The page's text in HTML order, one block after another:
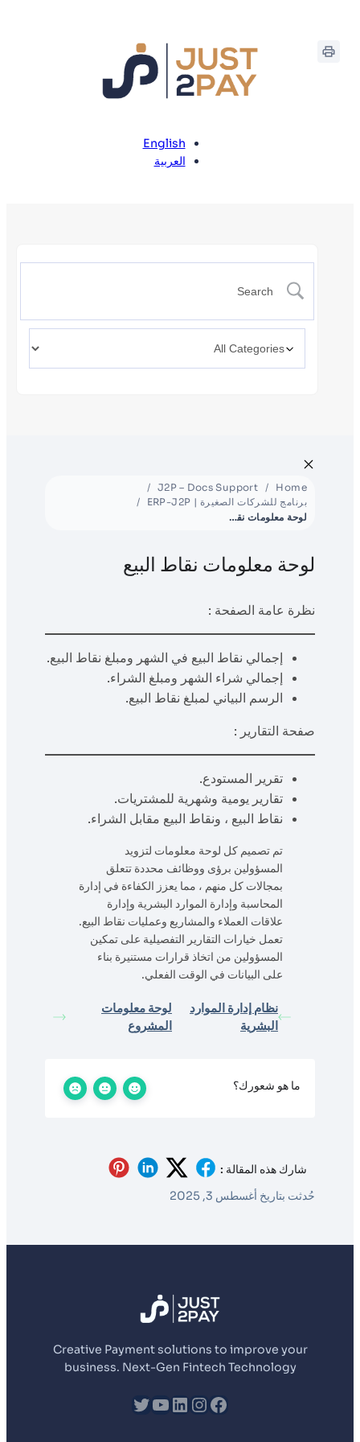
English
العربية
Home
J2P – Docs Support
برنامج للشركات الصغيرة | ERP-J2P
لوحة معلومات نقاط البيع
لوحة معلومات نقاط البيع
نظرة عامة الصفحة :
إجمالي نقاط البيع في الشهر ومبلغ نقاط البيع.
إجمالي شراء الشهر ومبلغ الشراء.
الرسم البياني لمبلغ نقاط البيع.
صفحة التقارير :
تقرير المستودع.
تقارير يومية وشهرية للمشتريات.
نقاط البيع ، ونقاط البيع مقابل الشراء.
تم تصميم كل لوحة معلومات لتزويد
المسؤولين برؤى ووظائف محددة تتعلق
بمجالات كل منهم ، مما يعزز الكفاءة في إدارة
المحاسبة وإدارة الموارد البشرية وإدارة
علاقات العملاء والمشاريع وعمليات نقاط البيع.
تعمل خيارات التقارير التفصيلية على تمكين
المسؤولين من اتخاذ قرارات مستنيرة بناء
على البيانات في الوقت الفعلي.
نظام إدارة الموارد
البشرية
لوحة معلومات
المشروع
ما هو شعورك؟
شارك هذه المقالة :
حُدثت بتاريخ أغسطس 3, 2025
Creative Payment solutions to improve your
business. Next-Gen Fintech Technology
fb إنستجرام لينكد إن يوتيوبتويتر